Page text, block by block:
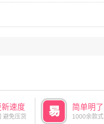
速度
避免压货
简单明了
1000余款式